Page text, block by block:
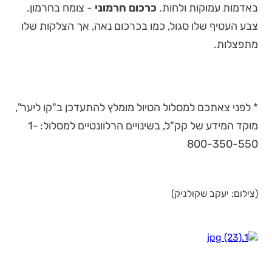
באדמות עמוקות ולחות. כרכום חרמוני - צומח בחרמון.
צבע העטיף שלו סגול, כמו בכרכום נאה, אך הצלקות שלו
מתפצלות.
* לפני צאתכם למסלול הטיול מומלץ להתעדכן ב"קו ליער",
מוקד המידע של קק"ל, בשינויים הרלוונטיים למסלול: 1-
800-350-550
(צילום: יעקב שקולניק)